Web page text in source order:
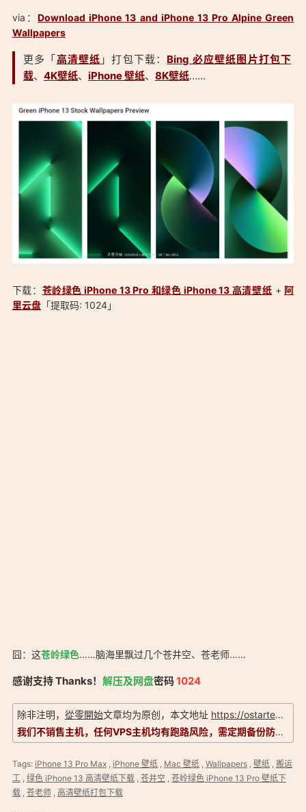
via：Download iPhone 13 and iPhone 13 Pro Alpine Green
Wallpapers
更多「高清壁纸 」打包下载： Bing 必应壁纸图片打包下
载、 4K壁纸、 iPhone 壁纸、 8K壁纸……
「苍岭绿色 iPhone 13 Pro 和绿色 iPhone 13 高清壁纸下载：
https://ostarted.com/186」
下载： 苍岭绿色 iPhone 13 Pro 和绿色 iPhone 13 高清壁纸 + 阿
里云盘「提取码: 1024」
囧：这苍岭绿色……脑海里飘过几个苍井空、苍老师……
「苍岭绿色 iPhone 13 Pro 和绿色 iPhone 13 高清壁纸下载：
感谢支持 Thanks！ 解压及网盘密码1024
除非注明， 從零開始文章均为原创，本文地址 https://ostarted.com/186
我们不销售主机，任何VPS主机均有跑路风险，需定期备份防止数据丢失。信息以实际为准，评测仅供参考！
Tags: iPhone 13 Pro Max, iPhone 壁纸, Mac 壁纸, Wallpapers, 壁纸, 搬运
工
绿色 iPhone 13 高清壁纸下载, 苍井空
苍岭绿色 iPhone 13 Pro 壁纸下
载, 苍老师, 高清壁纸打包下载